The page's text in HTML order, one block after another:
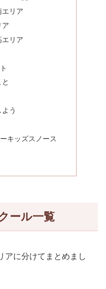
エリア
ア
エリア
う
キッズスノース
ール一覧
アに分けてまとめまし